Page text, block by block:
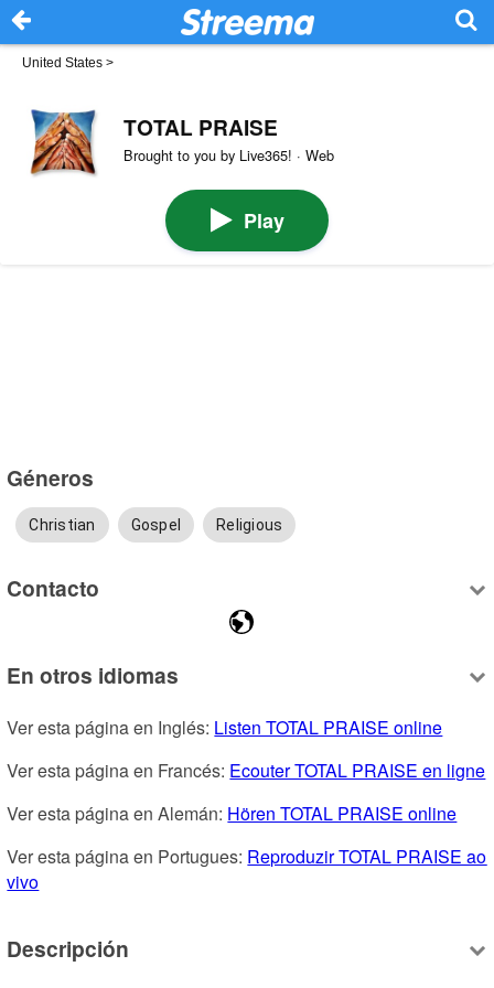
United States >
TOTAL PRAISE
Brought to you by Live365! · Web
Play
Géneros
Christian Gospel Religious
Contacto
En otros idiomas
Ver esta página en Inglés: Listen TOTAL PRAISE online
Ver esta página en Francés: Ecouter TOTAL PRAISE en ligne
Ver esta página en Alemán: Hören TOTAL PRAISE online
Ver esta página en Portugues: Reproduzir TOTAL PRAISE ao
vivo
Descripción